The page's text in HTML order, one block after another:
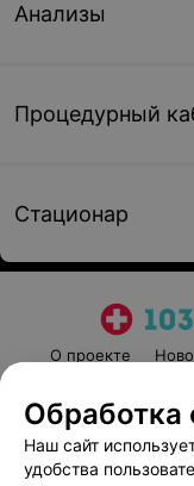
Анализы
Процедурный
Стационар
О проекте
Обработка
Наш сайт
удобства